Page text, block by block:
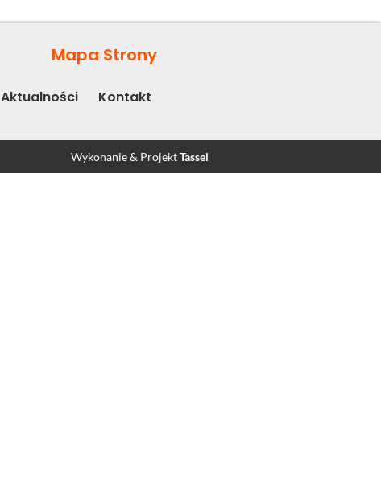
Mapa Strony
Aktualności Kontakt
Wykonanie & ProjektTassel